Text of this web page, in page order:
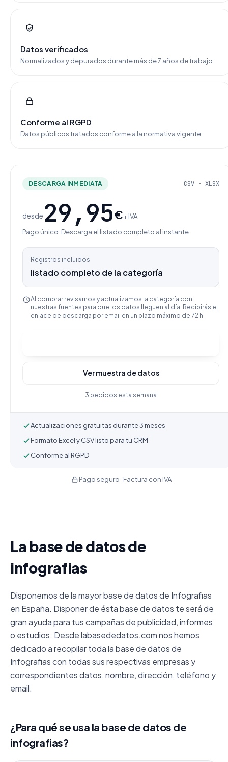
Datos verificados
Normalizados y depurados durante más de 7 años de trabajo.
Conforme al RGPD
Datos públicos tratados conforme a la normativa vigente.
DESCARGA INMEDIATA CSV · XLSX
desde 29,95€+ IVA
Pago único. Descarga el listado completo al instante.
Registros incluidos
listado completo de la categoría
Al comprar revisamos y actualizamos la categoría con
nuestras fuentes para que los datos lleguen al día. Recibirás el
enlace de descarga por email en un plazo máximo de 72 h.
Ver muestra de datos
3 pedidos esta semana
Actualizaciones gratuitas durante 3 meses
Formato Excel y CSV listo para tu CRM
Conforme al RGPD
Pago seguro · Factura con IVA
La base de datos de
infografias
Disponemos de la mayor base de datos de Infografias
en España. Disponer de ésta base de datos te será de
gran ayuda para tus campañas de publicidad, informes
o estudios. Desde labasededatos.com nos hemos
dedicado a recopilar toda la base de datos de
Infografias con todas sus respectivas empresas y
correspondientes datos, nombre, dirección, teléfono y
email.
¿Para qué se usa la base de datos de
infografias?